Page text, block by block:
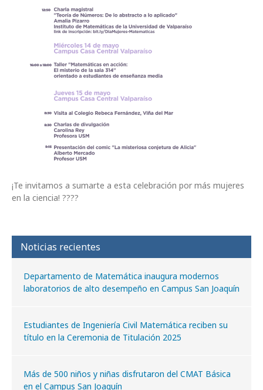
¡Te invitamos a sumarte a esta celebración por más mujeres
en la ciencia! ?‍???
Noticias recientes
Departamento de Matemática inaugura modernos
laboratorios de alto desempeño en Campus San Joaquín
Estudiantes de Ingeniería Civil Matemática reciben su
título en la Ceremonia de Titulación 2025
Más de 500 niños y niñas disfrutaron del CMAT Básica
en el Campus San Joaquín